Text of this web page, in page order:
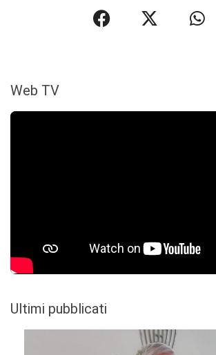
Web TV
Ultimi pubblicati